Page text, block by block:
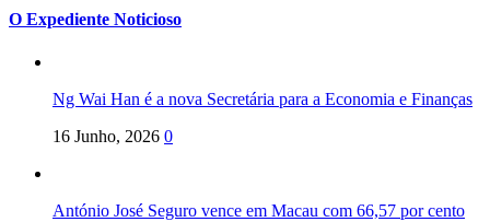
O Expediente Noticioso
Ng Wai Han é a nova Secretária para a Economia e Finanças
16 Junho, 2026 0
António José Seguro vence em Macau com 66,57 por cento